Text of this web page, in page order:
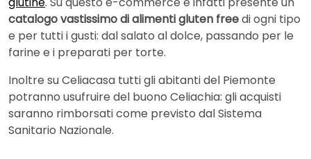
catalogo vastissimo di alimenti gluten freedi ogni tipo
e per tutti i gusti: dal salato al dolce, passando per le
farine e i preparati per torte.
Inoltre su Celiacasa tutti gli abitanti del Piemonte
potranno usufruire del buono Celiachia: gli acquisti
saranno rimborsati come previsto dal Sistema
Sanitario Nazionale.